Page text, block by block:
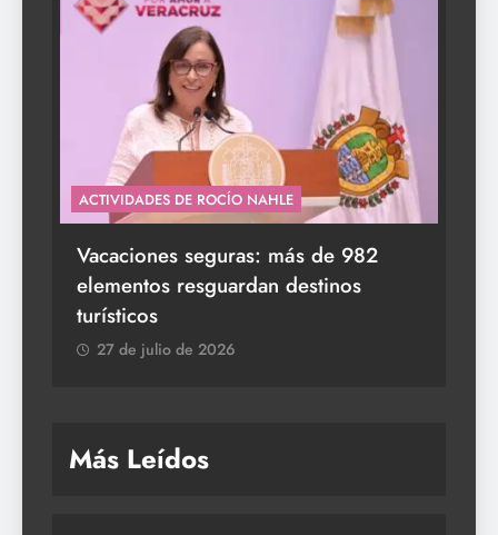
ACTIVIDADES DE ROCÍO NAHLE
Vacaciones seguras: más de 982
elementos resguardan destinos
turísticos
27 de julio de 2026
Más Leídos